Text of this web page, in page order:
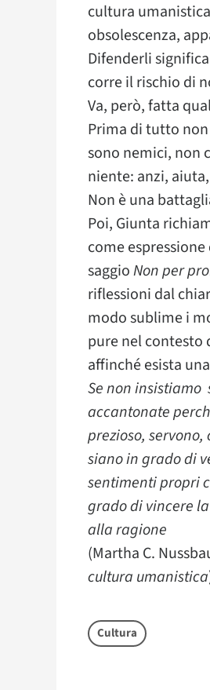
cultura
obsolescenza,
Difenderli
corre il rischio di
Va, però, fatta
Prima di tutto
sono nemici, non
niente: anzi,
Non è una
Poi, Giunta
come
saggioNon per
riflessioni dal
modo sublime i
pure nel contesto
affinché esista
Se non
accantonate
prezioso,
siano in grado di
sentimenti propri
grado di vincere
alla ragione
(Martha C.
cultura umanistica
Cultura